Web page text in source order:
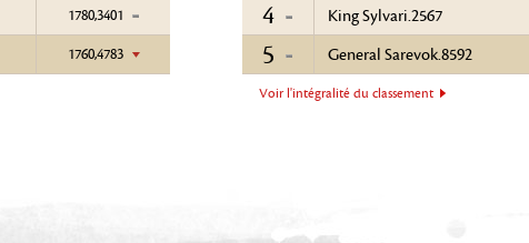
1780,3401
1760,4783
4 King Sylvari.2567
5 General Sarevok.8592
Voir l'intégralité du classement